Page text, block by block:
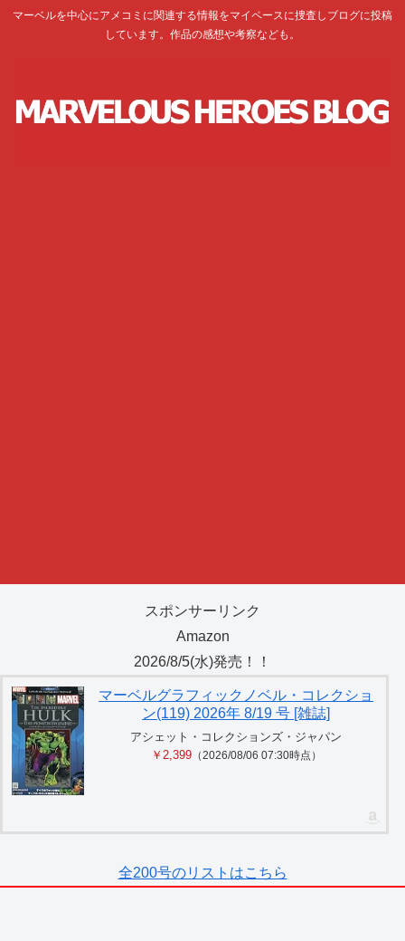
マーベルを中心にアメコミに関連する情報をマイペースに捜査しブログに投稿
しています。作品の感想や考察なども。
スポンサーリンク
Amazon
2026/8/5(水)発売！！
マーベルグラフィックノベル・コレクショ
ン(119) 2026年 8/19 号 [雑誌]
アシェット・コレクションズ・ジャパン
￥2,399（2026/08/06 07:30時点）
全200号のリストはこちら